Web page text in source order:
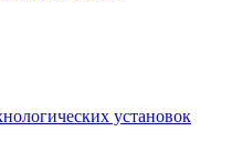
установок